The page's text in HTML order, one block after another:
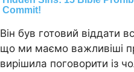
Він був готовий віддати
що ми маємо важливіші
вирішила поговорити із